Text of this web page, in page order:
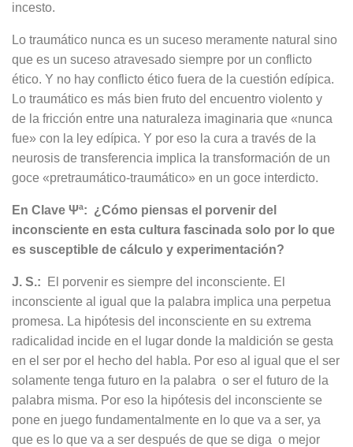
incesto.
Lo traumático nunca es un suceso meramente natural sino
que es un suceso atravesado siempre por un conflicto
ético. Y no hay conflicto ético fuera de la cuestión edípica.
Lo traumático es más bien fruto del encuentro violento y
de la fricción entre una naturaleza imaginaria que «nunca
fue» con la ley edípica. Y por eso la cura a través de la
neurosis de transferencia implica la transformación de un
goce «pretraumático-traumático» en un goce interdicto.
En Clave Ψª: ¿Cómo piensas el porvenir del
inconsciente en esta cultura fascinada solo por lo que
es susceptible de cálculo y experimentación?
J. S.:
El porvenir es siempre del inconsciente. El
inconsciente al igual que la palabra implica una perpetua
promesa. La hipótesis del inconsciente en su extrema
radicalidad incide en el lugar donde la maldición se gesta
en el ser por el hecho del habla. Por eso al igual que el ser
solamente tenga futuro en la palabra o ser el futuro de la
palabra misma. Por eso la hipótesis del inconsciente se
pone en juego fundamentalmente en lo que va a ser, ya
que es lo que va a ser después de que se diga o mejor